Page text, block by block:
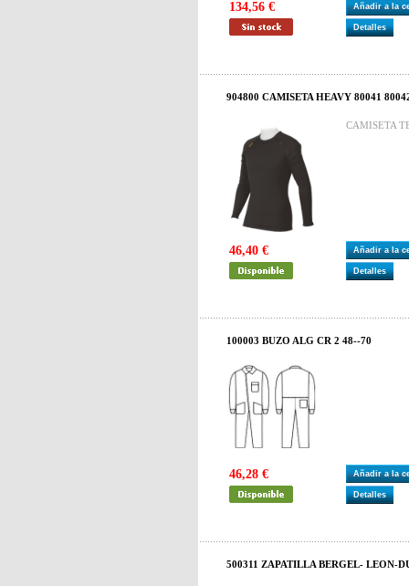
134,56 € Añadir a la
Detalles
904800 CAMISETA HEAVY 80041
CAMISETA
46,40 € Añadir a la
Detalles
100003 BUZO ALG CR 2 48--70
46,28 € Añadir a la
Detalles
500311 ZAPATILLA BERGEL- LEON-